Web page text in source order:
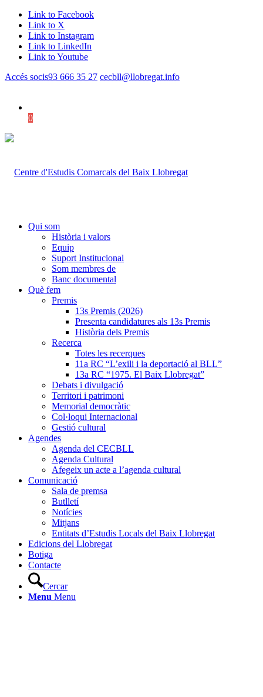
Link to Facebook
Link to X
Link to Instagram
Link to LinkedIn
Link to Youtube
Accés socis93 666 35 27 cecbll@llobregat.info
0
Qui som
Història i valors
Equip
Suport Institucional
Som membres de
Banc documental
Què fem
Premis
13s Premis (2026)
Presenta candidatures als 13s Premis
Història dels Premis
Recerca
Totes les recerques
11a RC “L’exili i la deportació al BLL”
13a RC “1975. El Baix Llobregat”
Debats i divulgació
Territori i patrimoni
Memorial democràtic
Col·loqui Internacional
Gestió cultural
Agendes
Agenda del CECBLL
Agenda Cultural
Afegeix un acte a l’agenda cultural
Comunicació
Sala de premsa
Butlletí
Notícies
Mitjans
Entitats d’Estudis Locals del Baix Llobregat
Edicions del Llobregat
Botiga
Contacte
Cercar
Menu Menu